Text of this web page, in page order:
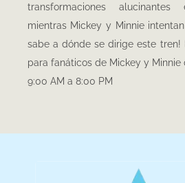
transformaciones
mientras Mickey y Minnie
sabe a dónde se dirige este tren!
para fanáticos de Mickey y Minnie
9:00 AM a 8:00 PM